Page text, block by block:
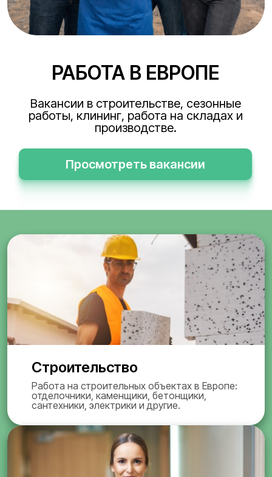
РАБОТА В ЕВРОПЕ
Вакансии в строительстве, сезонные
работы, клининг, работа на складах и
производстве.
Просмотреть вакансии
Строительство
Работа на строительных объектах в Европе:
отделочники, каменщики, бетонщики,
сантехники, электрики и другие.